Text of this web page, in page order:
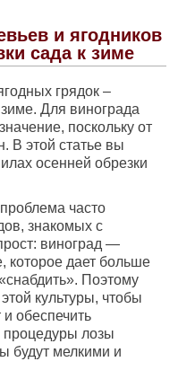
и ягодников
сада к зиме
грядок –
Для винограда
поскольку от
В этой статье вы
осенней обрезки
часто
знакомых с
виноград —
которое дает больше
Поэтому
культуры, чтобы
и обеспечить
процедуры лозы
будут мелкими и